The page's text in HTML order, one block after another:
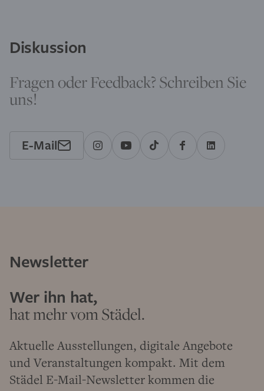
Diskussion
Fragen oder Feedback? Schreiben Sie
uns!
E-Mail
Newsletter
Wer ihn hat,
hat mehr vom Städel.
Aktuelle Ausstellungen, digitale Angebote
und Veranstaltungen kompakt. Mit dem
Städel E-Mail-Newsletter kommen die